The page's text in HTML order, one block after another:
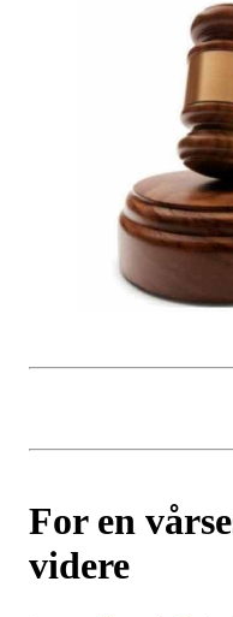
For en
videre